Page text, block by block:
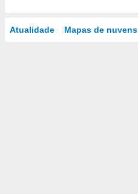
Atualidade Mapas de nuvens